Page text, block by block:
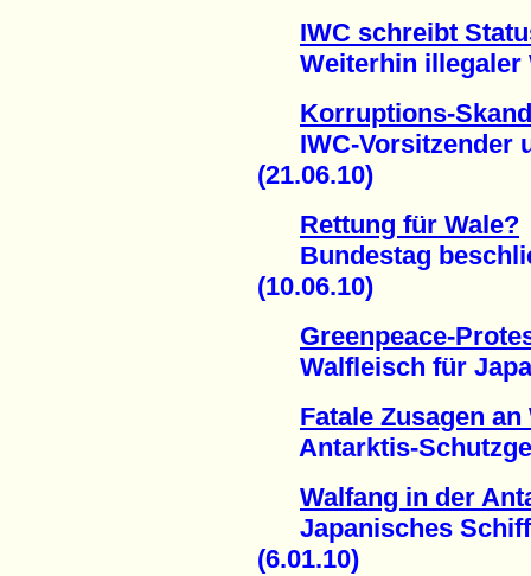
IWC schreibt
Weiterhin illegaler
Korruptions-
IWC-Vorsitzender
(21.06.10)
Rettung für Wale?
Bundestag
(10.06.10)
Greenpeace-
Walfleisch für
Fatale Zusagen
Antarktis-
Walfang in der
Japanisches Schiff
(6.01.10)